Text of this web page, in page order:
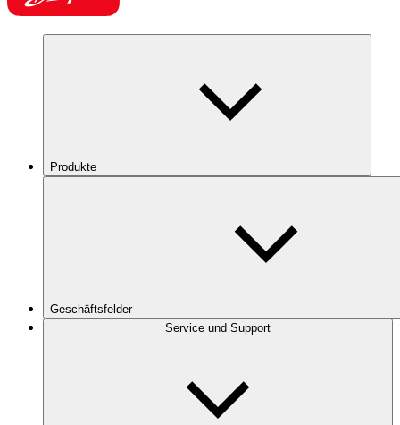
Produkte
Geschäftsfelder
Service und Support